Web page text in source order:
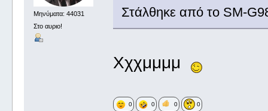
Μηνύματα: 44031
Στο αυριο!
Στάλθηκε από το SM-
Χχχμμμμ
0 0 0 0